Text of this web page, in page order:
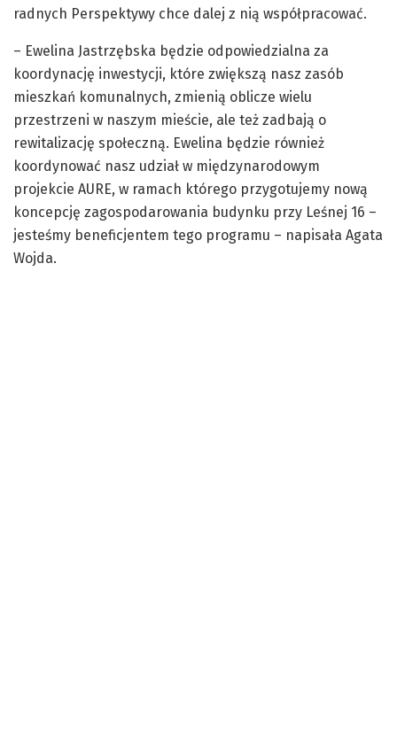
radnych Perspektywy chce dalej z nią współpracować.
– Ewelina Jastrzębska będzie odpowiedzialna za
koordynację inwestycji, które zwiększą nasz zasób
mieszkań komunalnych, zmienią oblicze wielu
przestrzeni w naszym mieście, ale też zadbają o
rewitalizację społeczną. Ewelina będzie również
koordynować nasz udział w międzynarodowym
projekcie AURE, w ramach którego przygotujemy nową
koncepcję zagospodarowania budynku przy Leśnej 16 –
jesteśmy beneficjentem tego programu – napisała Agata
Wojda.